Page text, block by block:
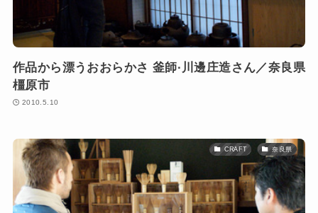
作品から漂うおおらかさ 釜師·川邊庄造さん／奈良県
橿原市
2010.5.10
CRAFT 奈良県